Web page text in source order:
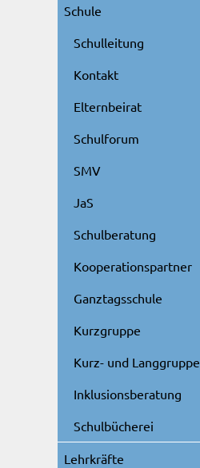
Schule
Schulleitung
Kontakt
Elternbeirat
Schulforum
SMV
JaS
Schulberatung
Kooperationspartner
Ganztagsschule
Kurzgruppe
Kurz- und Langgruppe
Inklusionsberatung
Schulbücherei
Lehrkräfte